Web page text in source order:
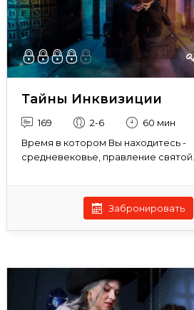
Тайны Инквизиции
169 2-6 60 мин
Время в котором Вы находитесь -
средневековье, правление святой...
Забронировать